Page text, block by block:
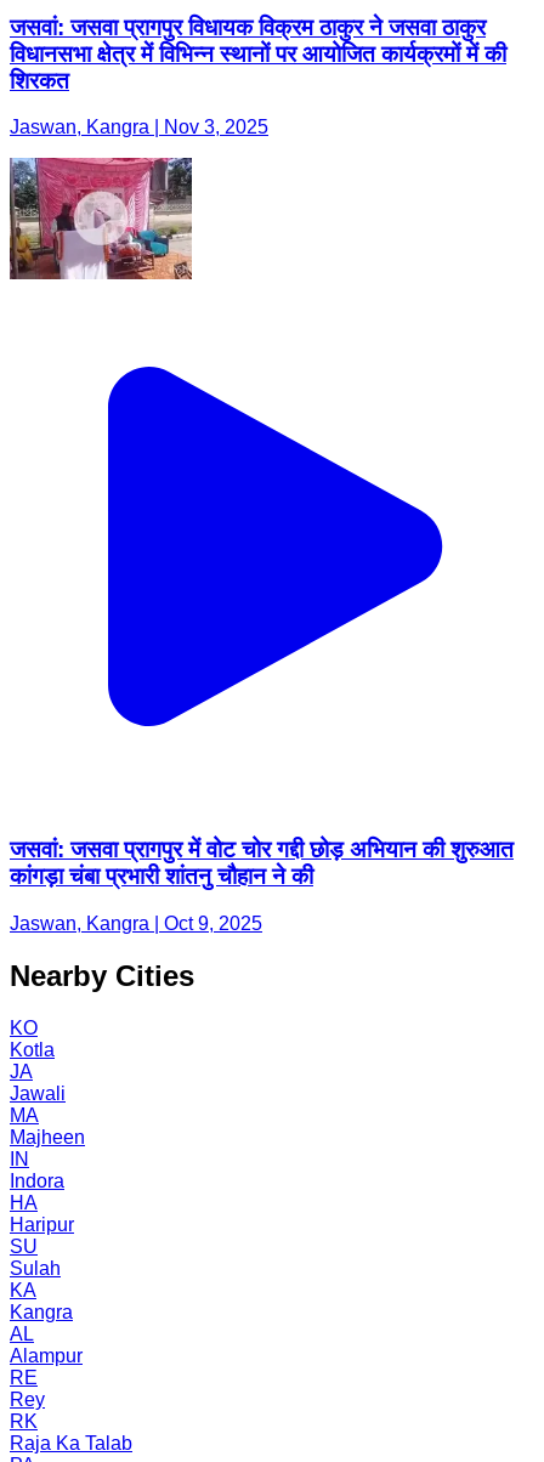
जसवां: जसवा प्रागपुर विधायक विक्रम ठाकुर ने जसवा ठाकुर
विधानसभा क्षेत्र में विभिन्न स्थानों पर आयोजित कार्यक्रमों में की
शिरकत
Jaswan, Kangra | Nov 3, 2025
जसवां: जसवा प्रागपुर में वोट चोर गद्दी छोड़ अभियान की शुरुआत
कांगड़ा चंबा प्रभारी शांतनु चौहान ने की
Jaswan, Kangra | Oct 9, 2025
Nearby Cities
KO
Kotla
JA
Jawali
MA
Majheen
IN
Indora
HA
Haripur
SU
Sulah
KA
Kangra
AL
Alampur
RE
Rey
RK
Raja Ka Talab